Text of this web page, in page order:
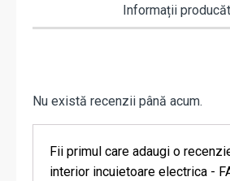
Informații
Nu există recenzii până acum.
Fii primul care adaugi o
interior incuietoare electrica -